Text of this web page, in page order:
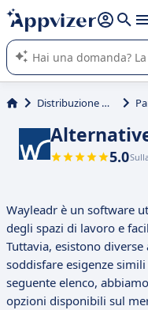
righe con
shift + enter
L'IA di Appvizer vi guida
software SaaS per la
Distribuzione & trasporti
5.0
Wayleadr è un software
degli spazi di lavoro e
Tuttavia, esistono
soddisfare esigenze
seguente elenco,
opzioni disponibili sul